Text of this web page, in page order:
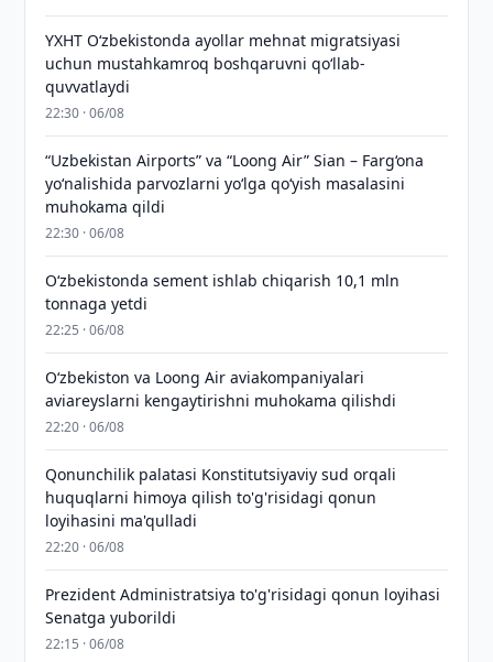
YXHT O‘zbekistonda ayollar mehnat migratsiyasi
uchun mustahkamroq boshqaruvni qo‘llab-
quvvatlaydi
22:30 · 06/08
“Uzbekistan Airports” va “Loong Air” Sian – Farg‘ona
yo‘nalishida parvozlarni yo‘lga qo‘yish masalasini
muhokama qildi
22:30 · 06/08
O‘zbekistonda sement ishlab chiqarish 10,1 mln
tonnaga yetdi
22:25 · 06/08
Oʻzbekiston va Loong Air aviakompaniyalari
aviareyslarni kengaytirishni muhokama qilishdi
22:20 · 06/08
Qonunchilik palatasi Konstitutsiyaviy sud orqali
huquqlarni himoya qilish to'g'risidagi qonun
loyihasini ma'qulladi
22:20 · 06/08
Prezident Administratsiya to'g'risidagi qonun loyihasi
Senatga yuborildi
22:15 · 06/08